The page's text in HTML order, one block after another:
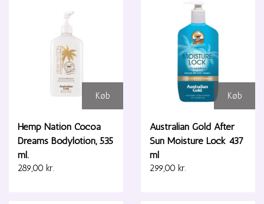
Køb
Hemp Nation Cocoa
Dreams Bodylotion, 535
ml.
289,00 kr.
Køb
Australian Gold After
Sun Moisture Lock 437
ml
299,00 kr.